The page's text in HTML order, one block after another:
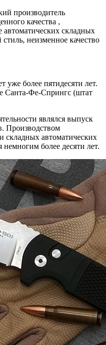
производитель
качества ,
складных
неизменное качество
уже более пятидесяти лет.
Санта-Фе-Спрингс (штат
являлся выпуск
Производством
складных автоматических
более десяти лет.